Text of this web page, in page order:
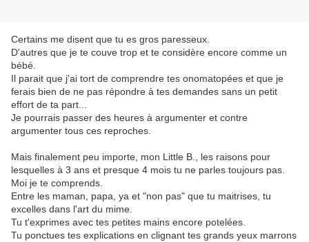
Certains me disent que tu es gros paresseux.
D'autres que je te couve trop et te considère encore comme un
bébé.
Il parait que j'ai tort de comprendre tes onomatopées et que je
ferais bien de ne pas répondre à tes demandes sans un petit
effort de ta part...
Je pourrais passer des heures à argumenter et contre
argumenter tous ces reproches.
Mais finalement peu importe, mon Little B., les raisons pour
lesquelles à 3 ans et presque 4 mois tu ne parles toujours pas.
Moi je te comprends.
Entre les maman, papa, ya et "non pas" que tu maitrises, tu
excelles dans l'art du mime.
Tu t'exprimes avec tes petites mains encore potelées.
Tu ponctues tes explications en clignant tes grands yeux marrons